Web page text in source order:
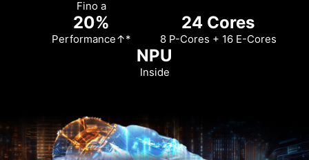
Fino a
20%
Performance↑*
24 Cores
8 P-Cores + 16 E-Cores
NPU
Inside